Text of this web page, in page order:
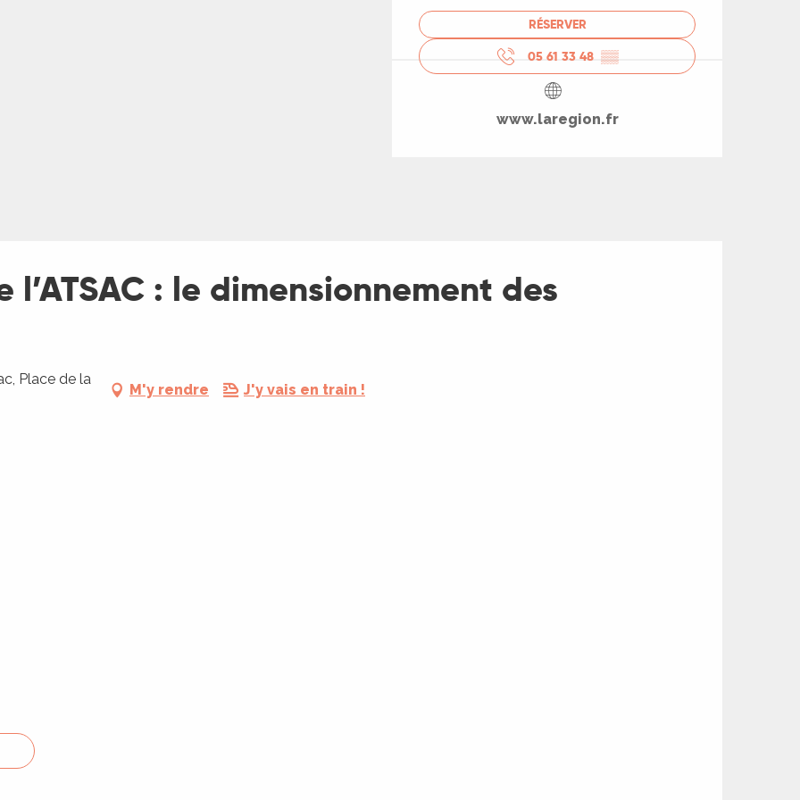
RÉSERVER
05 61 33 48 ▒▒
www.laregion.fr
l’ATSAC : le dimensionnement des
Place de la
M'y rendre J'y vais en train !